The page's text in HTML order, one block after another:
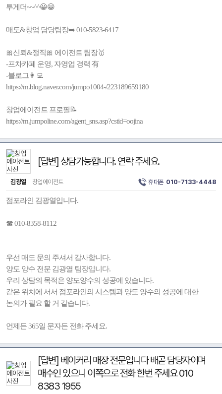
투게더~~^^😀😀
매도&창업 담당팀장➡️ 010-5823-6417
🎀신뢰&정직🎀 에이전트 팀장🥇
-프차카페 운영, 자영업 경력 有
-블로그👩‍💻
https://m.blog.naver.com/jumpo1004-/223189659180
창업에이전트 프로필📝
https://m.jumpoline.com/agent_sns.asp?cstid=oojina
[답변] 상담가능합니다. 연락 주세요.
김광열 창업에이전트 휴대폰 010-7133-4448
점포라인 김광열입니다.
☎ 010-8358-8112
우선 매도 문의 주셔서 감사합니다.
양도 양수 전문 김광열 팀장입니다.
우리 상담의 목적은 양도양수의 성공에 있습니다.
같은 위치에 서서 점포라인의 시스템과 양도 양수의 성공에 대한
논의가 필요 할 거 같습니다.
언제든 365일 문자든 전화 주세요.
[답변] 베이커리 매장 전문입니다 배곧 담당자이며
매수인 있으니 이쪽으로 전화 한번 주세요 010
8383 1955